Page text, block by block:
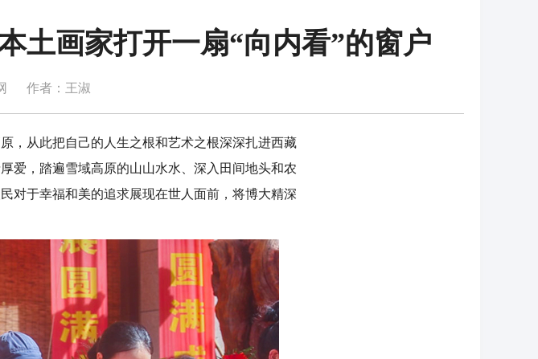
土画家打开一扇“向内看”的窗户
作者：王淑
从此把自己的人生之根和艺术之根深深扎进西藏
爱，踏遍雪域高原的山山水水、深入田间地头和农
对于幸福和美的追求展现在世人面前，将博大精深